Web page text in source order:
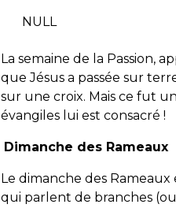
NULL
La semaine de la Passion,
que Jésus a passée sur
sur une croix. Mais ce fut
évangiles lui est consacré !
Dimanche des Rameaux
Le dimanche des Rameaux
qui parlent de branches